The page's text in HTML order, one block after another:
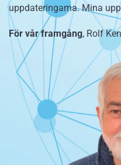
uppdateringarna. Mina
För vår framgång, Rolf